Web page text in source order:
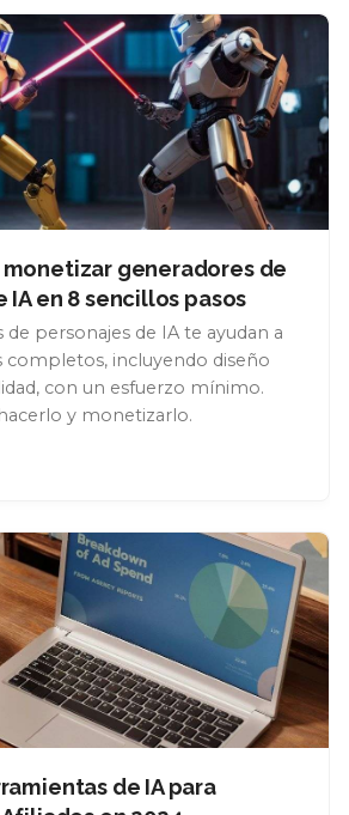
monetizar generadores de
IA en 8 sencillos pasos
de personajes de IA te ayudan a
completos, incluyendo diseño
con un esfuerzo mínimo.
y monetizarlo.
de IA para